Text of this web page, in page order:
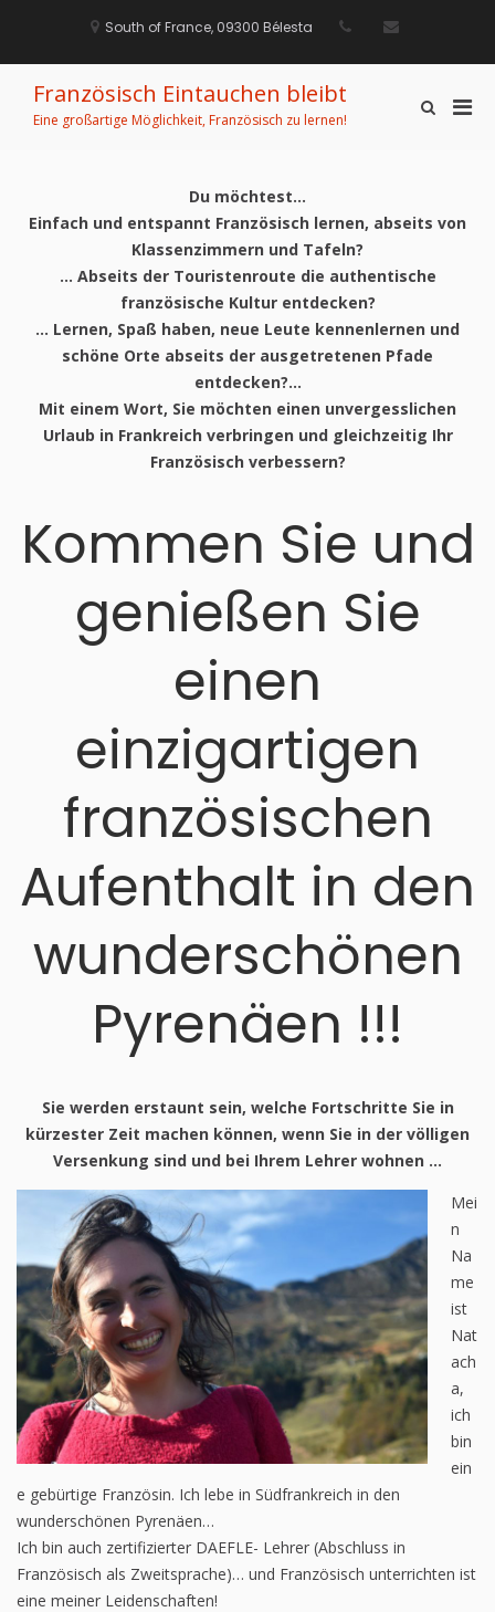
South of France, 09300 Bélesta
Französisch Eintauchen bleibt
Eine großartige Möglichkeit, Französisch zu lernen!
Such-
Du möchtest…
Einfach und entspannt Französisch lernen, abseits von
Klassenzimmern und Tafeln?
… Abseits der Touristenroute die authentische
französische Kultur entdecken?
… Lernen, Spaß haben, neue Leute kennenlernen und
schöne Orte abseits der ausgetretenen Pfade
entdecken?…
Mit einem Wort, Sie möchten einen unvergesslichen
Urlaub in Frankreich verbringen und gleichzeitig Ihr
Französisch verbessern?
Kommen Sie und
genießen Sie
einen
einzigartigen
französischen
Aufenthalt in den
wunderschönen
Pyrenäen !!!
Sie werden erstaunt sein, welche Fortschritte Sie in
kürzester Zeit machen können, wenn Sie in der völligen
Versenkung sind und bei Ihrem Lehrer wohnen …
Mei
n
Na
me
ist
Nat
ach
a,
ich
bin
ein
e gebürtige Französin. Ich lebe in Südfrankreich in den
wunderschönen Pyrenäen…
Ich bin auch zertifizierter DAEFLE- Lehrer (Abschluss in
Französisch als Zweitsprache)… und Französisch unterrichten ist
eine meiner Leidenschaften!